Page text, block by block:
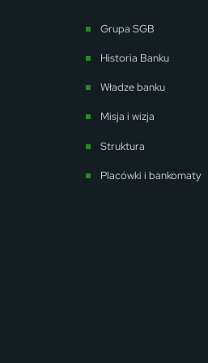
Grupa SGB
Historia Banku
Władze banku
Misja i wizja
Struktura
Placówki i bankomaty